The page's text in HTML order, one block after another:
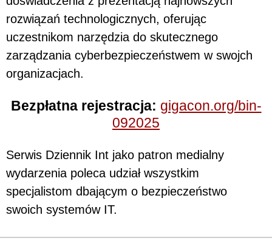
rozwiązań technologicznych, oferując
uczestnikom narzędzia do skutecznego
zarządzania cyberbezpieczeństwem w swojch
organizacjach.
Bezpłatna rejestracja: gigacon.org/bin-
092025
Serwis Dziennik Int jako patron medialny
wydarzenia poleca udział wszystkim
specjalistom dbającym o bezpieczeństwo
swoich systemów IT.